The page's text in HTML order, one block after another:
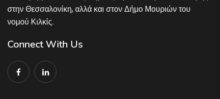
στην Θεσσαλονίκη, αλλά και στον Δήμο Μουριών του
νομού Κιλκίς.
Connect With Us